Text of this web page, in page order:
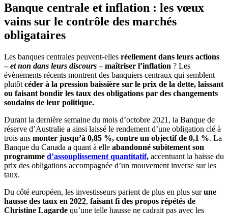
Banque centrale et inflation : les vœux
vains sur le contrôle des marchés
obligataires
Les banques centrales peuvent-elles réellement dans leurs actions
–et non dans leurs discours– maîtriser l’inflation ? Les
évènements récents montrent des banquiers centraux qui semblent
plutôt céder à la pression baissière sur le prix de la dette, laissant
ou faisant bondir les taux des obligations par des changements
soudains de leur politique.
Durant la dernière semaine du mois d’octobre 2021, la Banque de
réserve d’Australie a ainsi laissé le rendement d’une obligation clé à
trois ans monter jusqu’à 0,85 %, contre un objectif de 0,1 %. La
Banque du Canada a quant à elle abandonné subitement son
programme d’assouplissement quantitatif, accentuant la baisse du
prix des obligations accompagnée d’un mouvement inverse sur les
taux.
Du côté européen, les investisseurs parient de plus en plus surune
hausse des taux en 2022, faisant fi des propos répétés de
Christine Lagarde qu’une telle hausse ne cadrait pas avec les